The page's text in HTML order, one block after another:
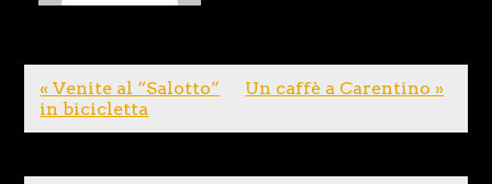
« Venite al “Salotto”
in bicicletta
Un caffè a Carentino »